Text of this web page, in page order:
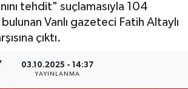
tehdit" suçlamasıyla 104
Vanlı gazeteci Fatih Altaylı
çıktı.
03.10.2025 - 14:37
YAYINLANMA